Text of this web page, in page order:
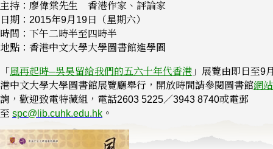
主持：廖偉棠先生 香港作家、評論家
日期：2015年9月19日（星期六）
時間：下午二時半至四時半
地點：香港中文大學大學圖書館進學園
「 風再起時─吳昊留給我們的五六十年代香港 」展覽由即日至9
港中文大學大學圖書館展覽廳舉行，開放時間請參閱圖書館網站
詢，歡迎致電特藏組，電話2603 5225／3943 8740或電郵
至 spc@lib.cuhk.edu.hk 。